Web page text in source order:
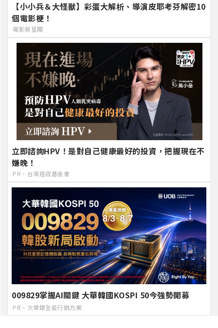
【小小兵＆大怪獸】彩蛋大解析、導演皮耶考芬解密10
個電影梗！
電影新星聞
立即諮詢HPV！是對自己健康最好的投資，把握現在不
嫌晚！
PR・台灣癌症基金會
009829掌握AI關鍵 大華韓國KOSPI 50今強勢開募
PR・大華銀全能行銷方案